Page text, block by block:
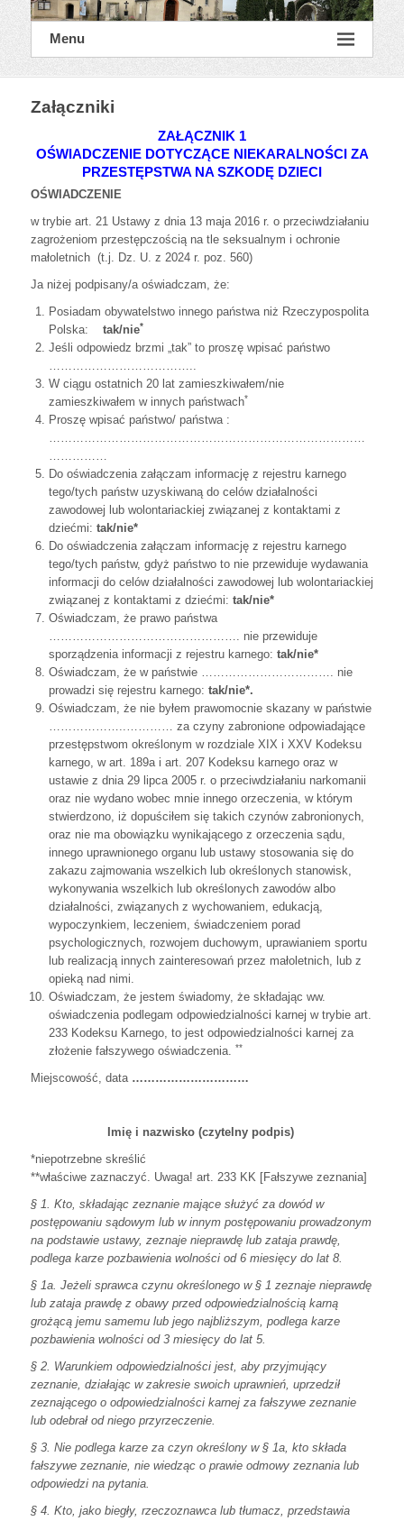
Menu
Załączniki
ZAŁĄCZNIK 1
OŚWIADCZENIE DOTYCZĄCE NIEKARALNOŚCI ZA
PRZESTĘPSTWA NA SZKODĘ DZIECI
OŚWIADCZENIE
w trybie art. 21 Ustawy z dnia 13 maja 2016 r. o przeciwdziałaniu
zagrożeniom przestępczością na tle seksualnym i ochronie
małoletnich (t.j. Dz. U. z 2024 r. poz. 560)
Ja niżej podpisany/a oświadczam, że:
Posiadam obywatelstwo innego państwa niż Rzeczypospolita
Polska: tak/nie*
Jeśli odpowiedz brzmi „tak” to proszę wpisać państwo
………………………………..
W ciągu ostatnich 20 lat zamieszkiwałem/nie
zamieszkiwałem w innych państwach*
Proszę wpisać państwo/ państwa :
………………………………………………………………………
……………
Do oświadczenia załączam informację z rejestru karnego
tego/tych państw uzyskiwaną do celów działalności
zawodowej lub wolontariackiej związanej z kontaktami z
dziećmi: tak/nie*
Do oświadczenia załączam informację z rejestru karnego
tego/tych państw, gdyż państwo to nie przewiduje wydawania
informacji do celów działalności zawodowej lub wolontariackiej
związanej z kontaktami z dziećmi: tak/nie*
Oświadczam, że prawo państwa
…………………………………………. nie przewiduje
sporządzenia informacji z rejestru karnego: tak/nie*
Oświadczam, że w państwie ……………………………. nie
prowadzi się rejestru karnego: tak/nie*.
Oświadczam, że nie byłem prawomocnie skazany w państwie
………………..………… za czyny zabronione odpowiadające
przestępstwom określonym w rozdziale XIX i XXV Kodeksu
karnego, w art. 189a i art. 207 Kodeksu karnego oraz w
ustawie z dnia 29 lipca 2005 r. o przeciwdziałaniu narkomanii
oraz nie wydano wobec mnie innego orzeczenia, w którym
stwierdzono, iż dopuściłem się takich czynów zabronionych,
oraz nie ma obowiązku wynikającego z orzeczenia sądu,
innego uprawnionego organu lub ustawy stosowania się do
zakazu zajmowania wszelkich lub określonych stanowisk,
wykonywania wszelkich lub określonych zawodów albo
działalności, związanych z wychowaniem, edukacją,
wypoczynkiem, leczeniem, świadczeniem porad
psychologicznych, rozwojem duchowym, uprawianiem sportu
lub realizacją innych zainteresowań przez małoletnich, lub z
opieką nad nimi.
Oświadczam, że jestem świadomy, że składając ww.
oświadczenia podlegam odpowiedzialności karnej w trybie art.
233 Kodeksu Karnego, to jest odpowiedzialności karnej za
złożenie fałszywego oświadczenia. **
Miejscowość, data …………………………
Imię i nazwisko (czytelny podpis)
*niepotrzebne skreślić
**właściwe zaznaczyć. Uwaga! art. 233 KK [Fałszywe zeznania]
§ 1. Kto, składając zeznanie mające służyć za dowód w
postępowaniu sądowym lub w innym postępowaniu prowadzonym
na podstawie ustawy, zeznaje nieprawdę lub zataja prawdę,
podlega karze pozbawienia wolności od 6 miesięcy do lat 8.
§ 1a. Jeżeli sprawca czynu określonego w § 1 zeznaje nieprawdę
lub zataja prawdę z obawy przed odpowiedzialnością karną
grożącą jemu samemu lub jego najbliższym, podlega karze
pozbawienia wolności od 3 miesięcy do lat 5.
§ 2. Warunkiem odpowiedzialności jest, aby przyjmujący
zeznanie, działając w zakresie swoich uprawnień, uprzedził
zeznającego o odpowiedzialności karnej za fałszywe zeznanie
lub odebrał od niego przyrzeczenie.
§ 3. Nie podlega karze za czyn określony w § 1a, kto składa
fałszywe zeznanie, nie wiedząc o prawie odmowy zeznania lub
odpowiedzi na pytania.
§ 4. Kto, jako biegły, rzeczoznawca lub tłumacz, przedstawia